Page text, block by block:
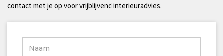
contact met je op voor vrijblijvend interieuradvies.